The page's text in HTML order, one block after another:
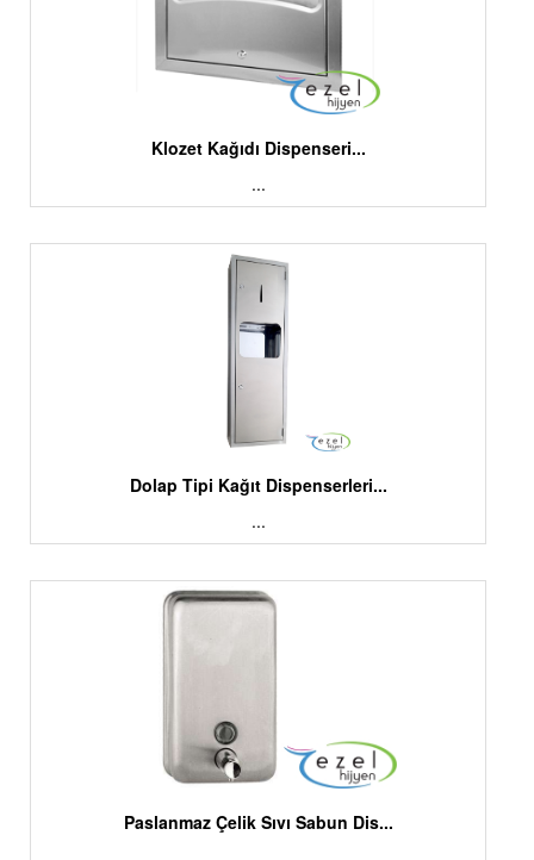
Klozet Kağıdı Dispenseri...
...
Dolap Tipi Kağıt Dispenserleri...
...
Paslanmaz Çelik Sıvı Sabun Dis...